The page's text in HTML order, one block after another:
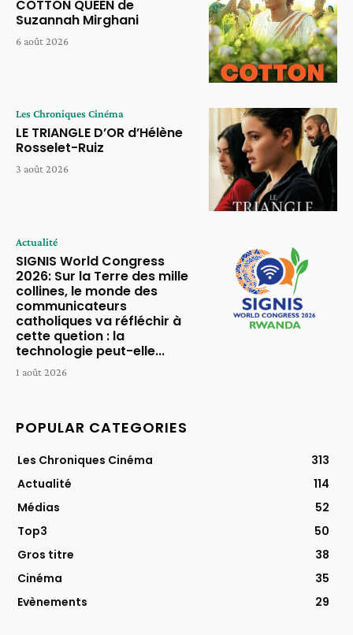
COTTON QUEEN de
Suzannah Mirghani
6 août 2026
Les Chroniques Cinéma
LE TRIANGLE D’OR d’Hélène
Rosselet-Ruiz
3 août 2026
Actualité
SIGNIS World Congress
2026: Sur la Terre des mille
collines, le monde des
communicateurs
catholiques va réfléchir à
cette quetion : la
technologie peut-elle...
1 août 2026
POPULAR CATEGORIES
Les Chroniques Cinéma
313
Actualité
114
Médias
52
Top3
50
Gros titre
38
Cinéma
35
Evènements
29